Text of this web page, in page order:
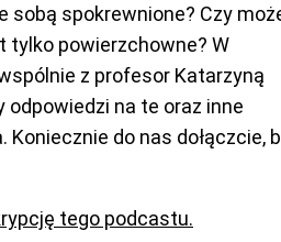
sobą spokrewnione? Czy
tylko powierzchowne? W
z profesor Katarzyną
odpowiedzi na te oraz inne
Koniecznie do nas dołączcie,
tego podcastu.